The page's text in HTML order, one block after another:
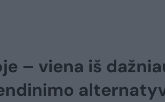
– viena iš